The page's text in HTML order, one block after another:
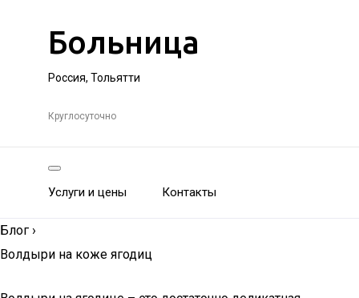
Больница
Россия, Тольятти
Круглосуточно
Услуги и цены Контакты
Блог ›
Волдыри на коже ягодиц